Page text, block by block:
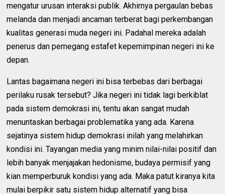
mengatur urusan interaksi publik. Akhirnya pergaulan bebas
melanda dan menjadi ancaman terberat bagi perkembangan
kualitas generasi muda negeri ini. Padahal mereka adalah
penerus dan pemegang estafet kepemimpinan negeri ini ke
depan.
Lantas bagaimana negeri ini bisa terbebas dari berbagai
perilaku rusak tersebut? Jika negeri ini tidak lagi berkiblat
pada sistem demokrasi ini, tentu akan sangat mudah
menuntaskan berbagai problematika yang ada. Karena
sejatinya sistem hidup demokrasi inilah yang melahirkan
kondisi ini. Tayangan media yang minim nilai-nilai positif dan
lebih banyak menjajakan hedonisme, budaya permisif yang
kian memperburuk kondisi yang ada. Maka patut kiranya kita
mulai berpikir satu sistem hidup alternatif yang bisa